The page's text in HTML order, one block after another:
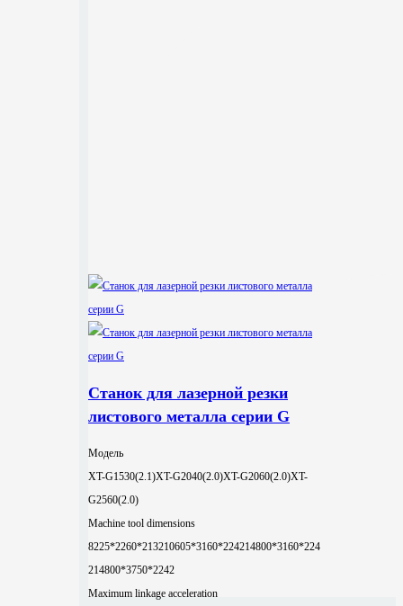
Станок для лазерной резки
листового металла серии G
Модель
XT-G1530(2.1)XT-G2040(2.0)XT-G2060(2.0)XT-
G2560(2.0)
Machine tool dimensions
8225*2260*213210605*3160*224214800*3160*224
214800*3750*2242
Maximum linkage acceleration